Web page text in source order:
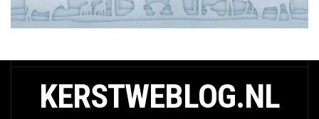
KERSTWEBLOG.NL